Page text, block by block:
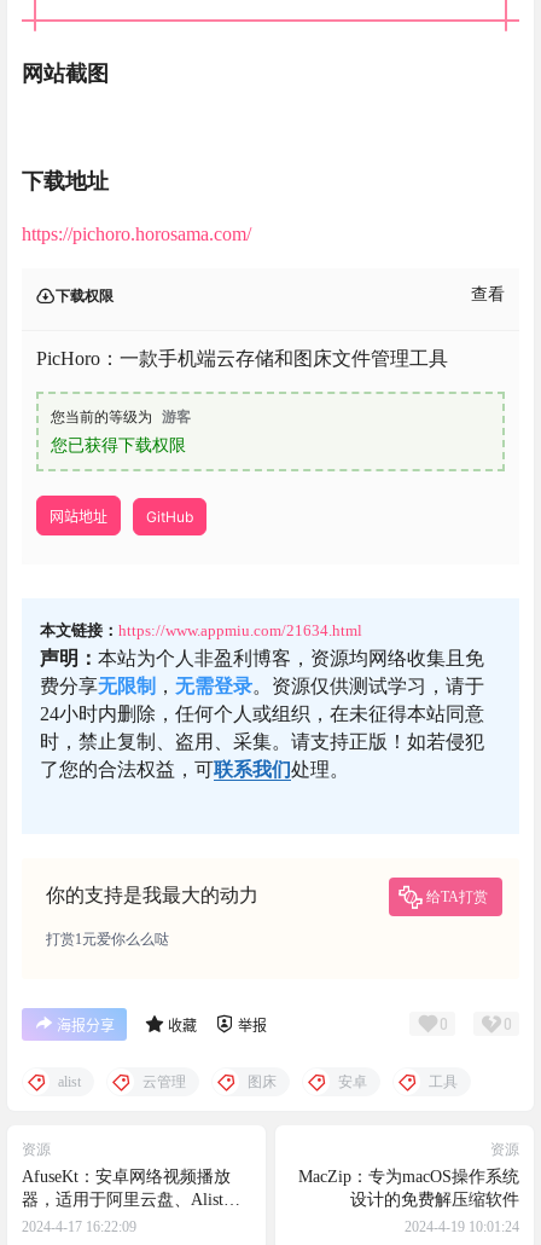
网站截图
下载地址
https://pichoro.horosama.com/
下载权限 查看
PicHoro：一款手机端云存储和图床文件管理工具
您当前的等级为 游客
您已获得下载权限
网站地址 GitHub
本文链接： https://www.appmiu.com/21634.html
声明： 本站为个人非盈利博客，资源均网络收集且免
费分享无限制 ， 无需登录。资源仅供测试学习，请于
24小时内删除，任何个人或组织，在未征得本站同意
时，禁止复制、盗用、采集。请支持正版！如若侵犯
了您的合法权益，可联系我们处理。
你的支持是我最大的动力 给TA打赏
打赏1元爱你么么哒
海报分享 收藏 举报 0 0
alist 云管理 图床 安卓 工具
资源
AfuseKt：安卓网络视频播放
器，适用于阿里云盘、Alist、
WebDAV、Emby 等
2024-4-17 16:22:09
资源
MacZip：专为macOS操作系统
设计的免费解压缩软件
2024-4-19 10:01:24